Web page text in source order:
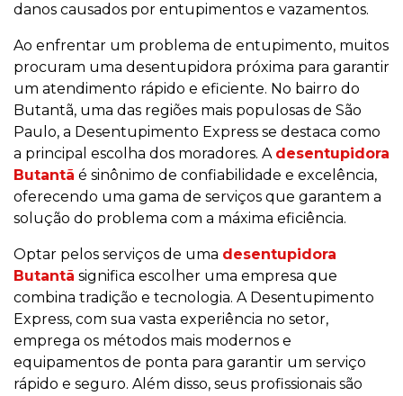
danos causados por entupimentos e vazamentos.
Ao enfrentar um problema de entupimento, muitos
procuram uma desentupidora próxima para garantir
um atendimento rápido e eficiente. No bairro do
Butantã, uma das regiões mais populosas de São
Paulo, a Desentupimento Express se destaca como
a principal escolha dos moradores. A desentupidora
Butantã é sinônimo de confiabilidade e excelência,
oferecendo uma gama de serviços que garantem a
solução do problema com a máxima eficiência.
Optar pelos serviços de uma desentupidora
Butantã significa escolher uma empresa que
combina tradição e tecnologia. A Desentupimento
Express, com sua vasta experiência no setor,
emprega os métodos mais modernos e
equipamentos de ponta para garantir um serviço
rápido e seguro. Além disso, seus profissionais são